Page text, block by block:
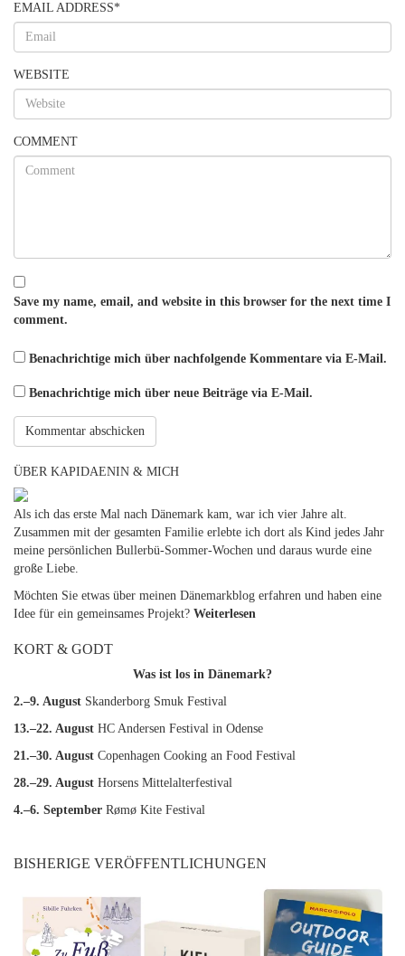
EMAIL ADDRESS*
WEBSITE
COMMENT
Save my name, email, and website in this browser for the next time I
comment.
Benachrichtige mich über nachfolgende Kommentare via E-Mail.
Benachrichtige mich über neue Beiträge via E-Mail.
ÜBER KAPIDAENIN & MICH
Als ich das erste Mal nach Dänemark kam, war ich vier Jahre alt.
Zusammen mit der gesamten Familie erlebte ich dort als Kind jedes Jahr
meine persönlichen Bullerbü-Sommer-Wochen und daraus wurde eine
große Liebe.
Möchten Sie etwas über meinen Dänemarkblog erfahren und haben eine
Idee für ein gemeinsames Projekt? Weiterlesen
KORT & GODT
Was ist los in Dänemark?
2.–9. August Skanderborg Smuk Festival
13.–22. August HC Andersen Festival in Odense
21.–30. August Copenhagen Cooking an Food Festival
28.–29. August Horsens Mittelalterfestival
4.–6. September Rømø Kite Festival
BISHERIGE VERÖFFENTLICHUNGEN